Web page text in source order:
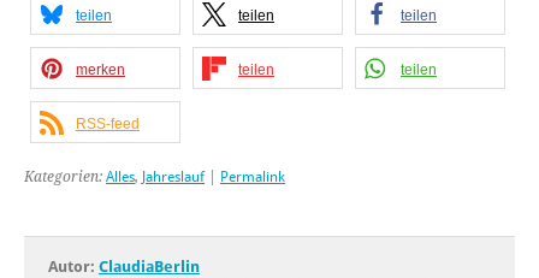
teilen teilen teilen
merken teilen teilen
RSS-feed
Kategorien: Alles, Jahreslauf| Permalink
Autor: ClaudiaBerlin